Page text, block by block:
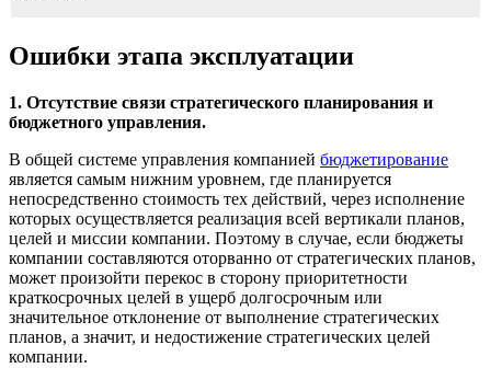
Ошибки этапа эксплуатации
1. Отсутствие связи стратегического планирования и
бюджетного управления.
В общей системе управления компанией бюджетирование
является самым нижним уровнем, где планируется
непосредственно стоимость тех действий, через исполнение
которых осуществляется реализация всей вертикали планов,
целей и миссии компании. Поэтому в случае, если бюджеты
компании составляются оторванно от стратегических планов,
может произойти перекос в сторону приоритетности
краткосрочных целей в ущерб долгосрочным или
значительное отклонение от выполнение стратегических
планов, а значит, и недостижение стратегических целей
компании.